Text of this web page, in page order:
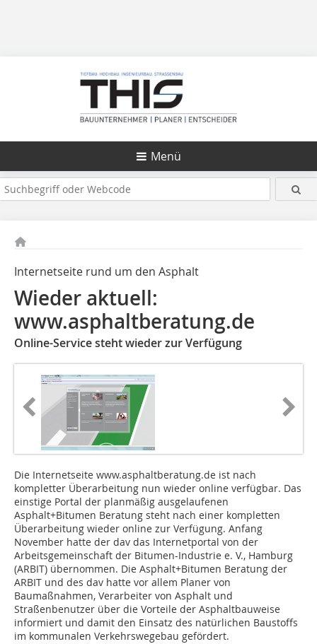
Menü
Internetseite rund um den Asphalt
Wieder aktuell:
www.asphaltberatung.de
Online-Service steht wieder zur Verfügung
Die Internetseite www.asphaltberatung.de ist nach
kompletter Überarbeitung nun wieder online verfügbar. Das
einstige Portal der planmäßig ausgelaufenen
Asphalt+Bitumen Beratung steht nach einer kompletten
Überarbeitung wieder online zur Verfügung. Anfang
November hatte der dav das Internetportal von der
Arbeitsgemeinschaft der Bitumen-Industrie e. V., Hamburg
(ARBIT) übernommen. Die Asphalt+Bitumen Beratung der
ARBIT und des dav hatte vor allem Planer von
Baumaßnahmen, Verarbeiter von Asphalt und
Straßenbenutzer über die Vorteile der Asphaltbauweise
informiert und damit den Einsatz des natürlichen Baustoffs
im kommunalen Verkehrswegebau gefördert.